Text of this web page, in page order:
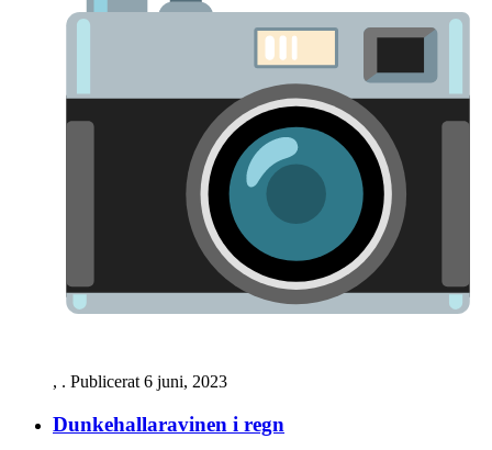
, . Publicerat 6 juni, 2023
Dunkehalla­ravinen i regn